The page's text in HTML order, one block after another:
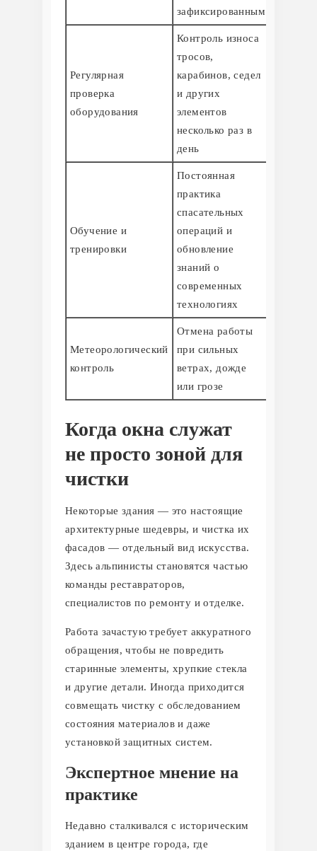
зафиксированным
Регулярная
проверка
оборудования
Контроль износа
тросов,
карабинов, седел
и других
элементов
несколько раз в
день
Обучение и
тренировки
Постоянная
практика
спасательных
операций и
обновление
знаний о
современных
технологиях
Метеорологический
контроль
Отмена работы
при сильных
ветрах, дожде
или грозе
Когда окна служат
не просто зоной для
чистки
Некоторые здания — это настоящие
архитектурные шедевры, и чистка их
фасадов — отдельный вид искусства.
Здесь альпинисты становятся частью
команды реставраторов,
специалистов по ремонту и отделке.
Работа зачастую требует аккуратного
обращения, чтобы не повредить
старинные элементы, хрупкие стекла
и другие детали. Иногда приходится
совмещать чистку с обследованием
состояния материалов и даже
установкой защитных систем.
Экспертное мнение на
практике
Недавно сталкивался с историческим
зданием в центре города, где